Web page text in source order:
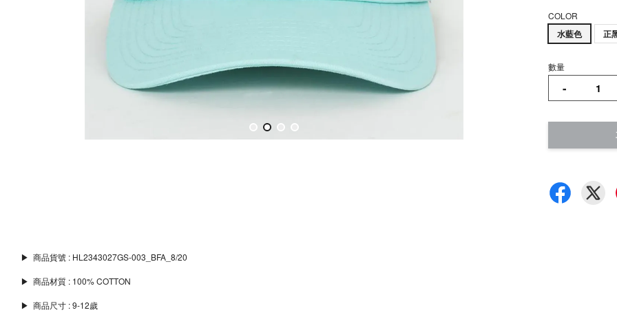
COLOR
水藍色 正
數量
-
▶︎ 商品貨號 : HL2343027GS-003_BFA_8/20
▶︎ 商品材質 : 100% COTTON
▶︎ 商品尺寸 : 9-12歲